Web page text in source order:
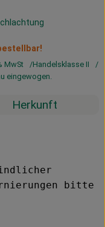
MwSt
Handelsklasse II
eingewogen.
Herkunft
bitte